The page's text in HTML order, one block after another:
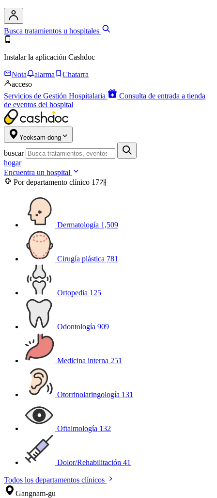
Busca tratamientos u hospitales
Instalar la aplicación Cashdoc
Nota alarma
Chatarra
acceso
Servicios de Gestión Hospitalaria
Consulta de entrada a tienda
de eventos del hospital
Yeoksam-dong
buscar
hogar
Encuentra un hospital
Por departamento clínico 17개
Dermatología 1,509
Cirugía plástica 781
Ortopedia 125
Odontología 909
Medicina interna 251
Otorrinolaringología 131
Oftalmología 132
Dolor/Rehabilitación 41
Todos los departamentos clínicos
Gangnam-gu